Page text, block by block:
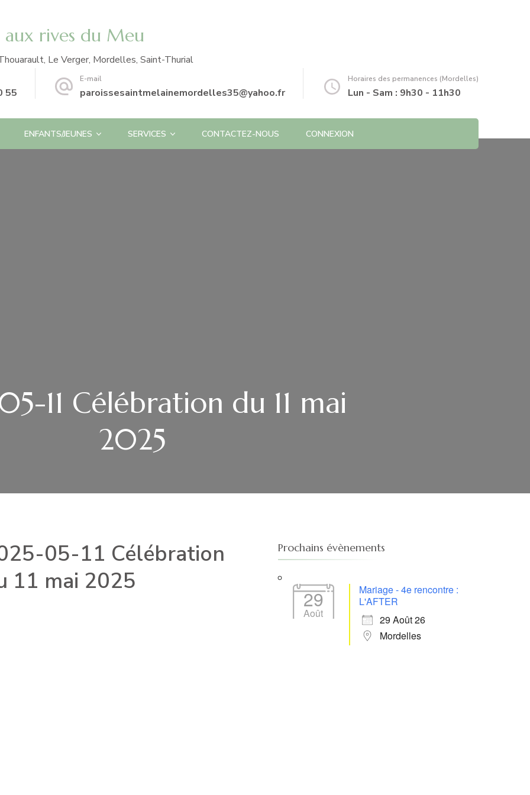
aux rives du Meu
Le Verger, Mordelles, Saint-Thurial
55
E-mail
paroissesaintmelainemordelles35@yahoo.fr
Horaires des permanences (Mordelles)
Lun - Sam : 9h30 - 11h30
ENFANTS/JEUNES SERVICES CONTACTEZ-NOUS CONNEXION
11 Célébration du 11 mai
2025
05-11 Célébration
11 mai 2025
Prochains évènements
29
Août
Mariage - 4e rencontre :
L'AFTER
29 Août 26
Mordelles